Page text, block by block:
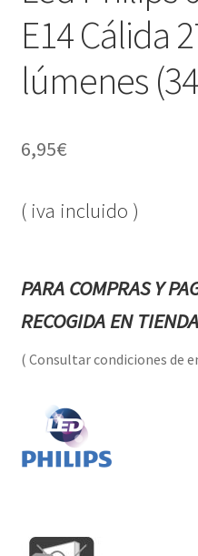
E14 Cálida
lúmenes
6,95€
( iva incluido )
PARA COMPRAS Y
RECOGIDA EN
( Consultar condiciones de